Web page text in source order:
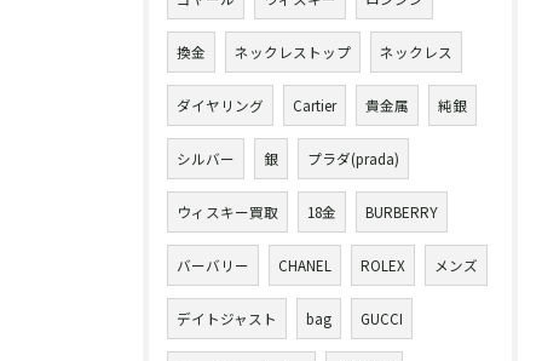
換金 ネックレストップ ネックレス
ダイヤリング Cartier 貴金属 純銀
シルバー 銀 プラダ(prada)
ウィスキー買取 18金 BURBERRY
バーバリー CHANEL ROLEX メンズ
デイトジャスト bag GUCCI